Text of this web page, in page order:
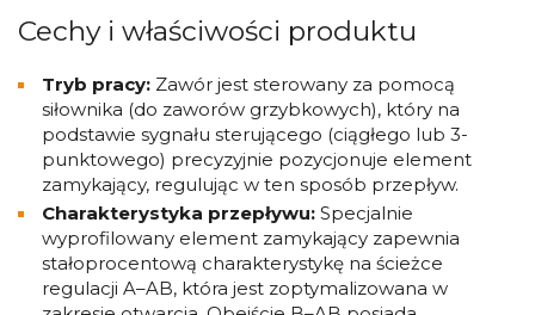
Cechy i właściwości produktu
Tryb pracy: Zawór jest sterowany za pomocą
siłownika (do zaworów grzybkowych), który na
podstawie sygnału sterującego (ciągłego lub 3-
punktowego) precyzyjnie pozycjonuje element
zamykający, regulując w ten sposób przepływ.
Charakterystyka przepływu: Specjalnie
wyprofilowany element zamykający zapewnia
stałoprocentową charakterystykę na ścieżce
regulacji A–AB, która jest zoptymalizowana w